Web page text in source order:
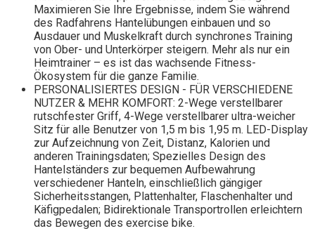
Maximieren Sie Ihre Ergebnisse, indem Sie während
des Radfahrens Hantelübungen einbauen und so
Ausdauer und Muskelkraft durch synchrones Training
von Ober- und Unterkörper steigern. Mehr als nur ein
Heimtrainer – es ist das wachsende Fitness-
Ökosystem für die ganze Familie.
PERSONALISIERTES DESIGN - FÜR VERSCHIEDENE
NUTZER & MEHR KOMFORT: 2-Wege verstellbarer
rutschfester Griff, 4-Wege verstellbarer ultra-weicher
Sitz für alle Benutzer von 1,5 m bis 1,95 m. LED-Display
zur Aufzeichnung von Zeit, Distanz, Kalorien und
anderen Trainingsdaten; Spezielles Design des
Hantelständers zur bequemen Aufbewahrung
verschiedener Hanteln, einschließlich gängiger
Sicherheitsstangen, Plattenhalter, Flaschenhalter und
Käfigpedalen; Bidirektionale Transportrollen erleichtern
das Bewegen des exercise bike.